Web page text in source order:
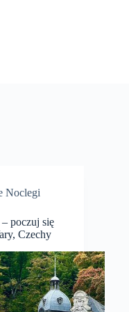
Noclegi
poczuj się
Czechy